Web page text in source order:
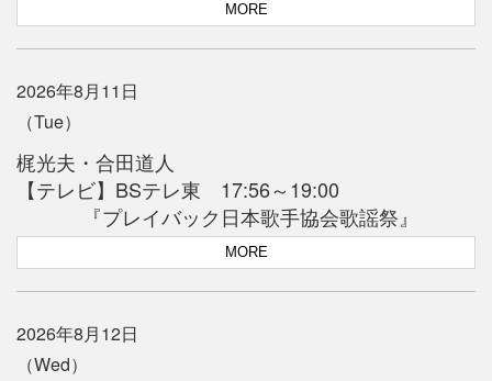
MORE
2026年8月11日
（Tue）
梶光夫・合田道人
【テレビ】BSテレ東 17:56～19:00
『プレイバック日本歌手協会歌謡祭』
MORE
2026年8月12日
（Wed）